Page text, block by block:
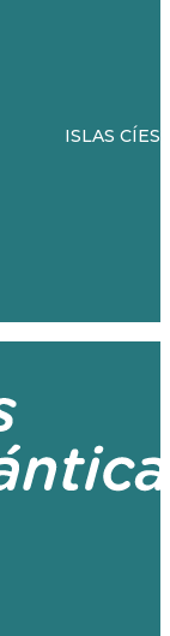
ISLAS CÍES